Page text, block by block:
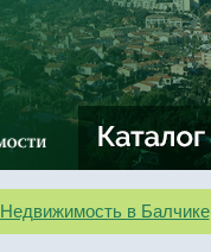
Недвижимость в Балчике